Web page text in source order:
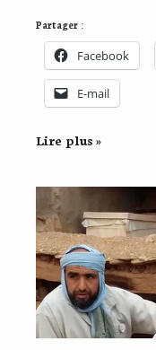
Partager :
Facebook
E-mail
Lire plus »